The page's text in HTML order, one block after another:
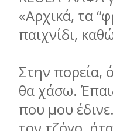
«Αρχικά, τα
παιχνίδι,
Στην πορεία,
θα χάσω.
που µου